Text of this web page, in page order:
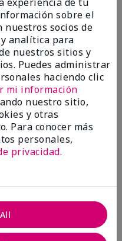
2
0
0
0
sobre el
nuestros socios de
analítica para
nuestros sitios y
Puedes administrar
haciendo clic
mi información
nuestro sitio,
y otras
Para conocer más
personales,
privacidad.